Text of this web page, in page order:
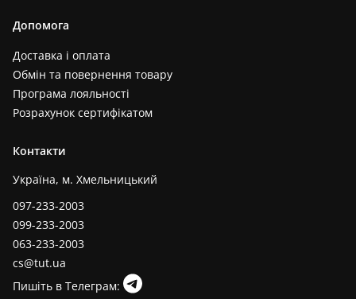
Допомога
Доставка і оплата
Обмін та повернення товару
Програма лояльності
Розрахунок сертифікатом
Контакти
Україна, м. Хмельницький
097-233-2003
099-233-2003
063-233-2003
cs@tut.ua
Пишіть в Телеграм: